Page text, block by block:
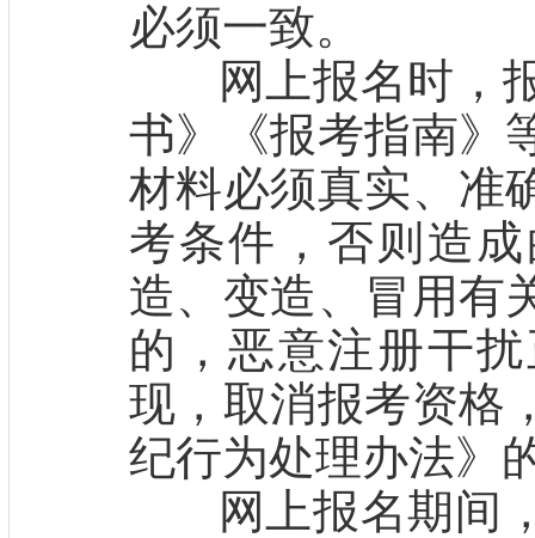
必须一致。
网上报名时，报
书》《报考指南》
材料必须真实、准
考条件，否则造
造、变造、冒用有
的，恶意注册干
现，取消报考资格
纪行为处理办法》
网上报名期间，